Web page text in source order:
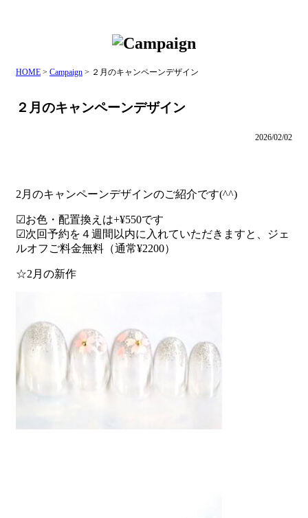
HOME > Campaign > ２月のキャンペーンデザイン
２月のキャンペーンデザイン
2026/02/02
2月のキャンペーンデザインのご紹介です(^^)
☑︎お色・配置換えは+¥550です
☑︎次回予約を４週間以内に入れていただきますと、ジェ
ルオフご料金無料（通常¥2200）
☆2月の新作